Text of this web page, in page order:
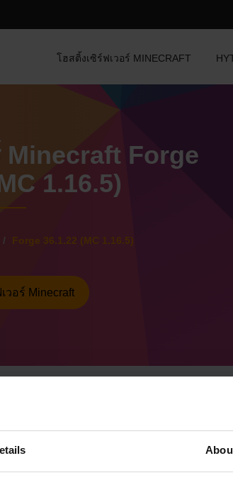
โฮสติ้งเซิร์ฟเวอร์ MINECRAFT
Minecraft Forge
1.16.5)
Forge 36.1.22 (MC 1.16.5)
วอร์ Minecraft
างเซิร์ฟเวอร์ Minecraft
เซิร์ฟเวอร์